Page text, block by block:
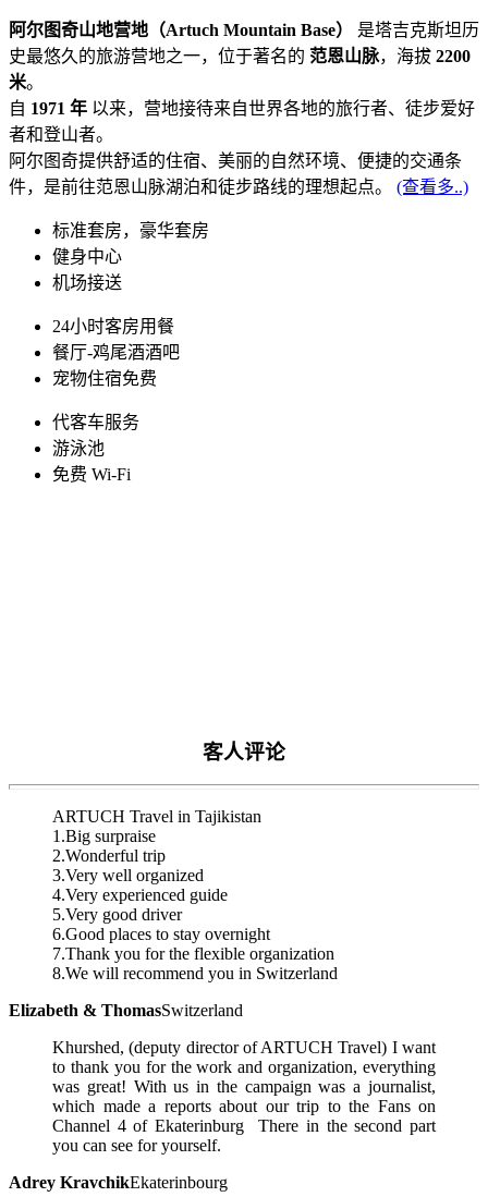
阿尔图奇山地营地（Artuch Mountain Base）
是塔吉克斯坦历
史最悠久的旅游营地之一，位于著名的 范恩山脉，海拔 2200
米。
自 1971 年 以来，营地接待来自世界各地的旅行者、徒步爱好
者和登山者。
阿尔图奇提供舒适的住宿、美丽的自然环境、便捷的交通条
件，是前往范恩山脉湖泊和徒步路线的理想起点。 (查看多..)
标准套房，豪华套房
健身中心
机场接送
24小时客房用餐
餐厅-鸡尾酒酒吧
宠物住宿免费
代客车服务
游泳池
免费 Wi-Fi
客人评论
ARTUCH Travel in Tajikistan
1.Big surpraise
2.Wonderful trip
3.Very well organized
4.Very experienced guide
5.Very good driver
6.Good places to stay overnight
7.Thank you for the flexible organization
8.We will recommend you in Switzerland
Elizabeth & ThomasSwitzerland
Khurshed, (deputy director of ARTUCH Travel) I want
to thank you for the work and organization, everything
was great! With us in the campaign was a journalist,
which made a reports about our trip to the Fans on
Channel 4 of Ekaterinburg There in the second part
you can see for yourself.
Adrey KravchikEkaterinbourg